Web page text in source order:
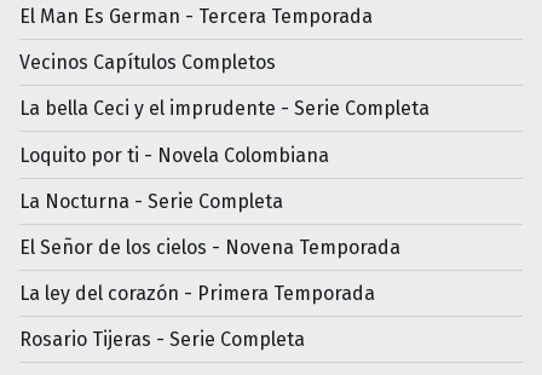
El Man Es German - Tercera Temporada
Vecinos Capítulos Completos
La bella Ceci y el imprudente - Serie Completa
Loquito por ti - Novela Colombiana
La Nocturna - Serie Completa
El Señor de los cielos - Novena Temporada
La ley del corazón - Primera Temporada
Rosario Tijeras - Serie Completa